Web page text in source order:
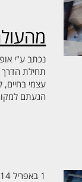
נכתב ע"י
עצמי בחיים,
הגעתם
1 באפריל 2014